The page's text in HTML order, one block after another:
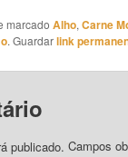
marcado Alho, Carne
. Guardarlink
publicado. Campos